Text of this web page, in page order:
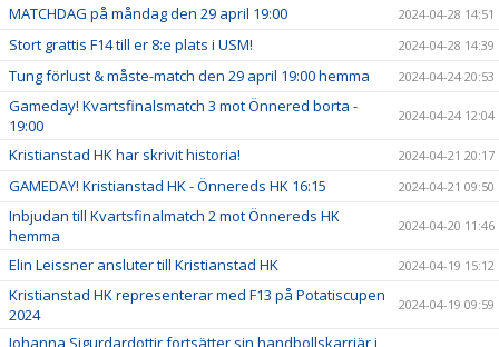
MATCHDAG på måndag den 29 april 19:00 2024-04-28 14:51
Stort grattis F14 till er 8:e plats i USM! 2024-04-28 14:39
Tung förlust & måste-match den 29 april 19:00 hemma 2024-04-24 20:53
Gameday! Kvartsfinalsmatch 3 mot Önnered borta -
19:00
2024-04-24 12:04
Kristianstad HK har skrivit historia! 2024-04-21 20:17
GAMEDAY! Kristianstad HK - Önnereds HK 16:15 2024-04-21 09:50
Inbjudan till Kvartsfinalmatch 2 mot Önnereds HK
hemma
2024-04-20 11:46
Elin Leissner ansluter till Kristianstad HK 2024-04-19 15:12
Kristianstad HK representerar med F13 på Potatiscupen
2024
2024-04-19 09:59
Johanna Sigurdardottir fortsätter sin handbollskarriär i